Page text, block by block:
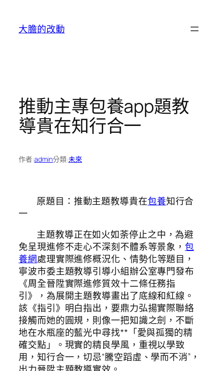
大膽的改動
推動主專包養app題教
導貴在知行合一
作者:admin分類:未來
原題目：推動主題教導貴在包養知行合
一
主題教導正在如火如荼停止之中，為避
免呈現進修不走心不深刻不體系等景象，包
養網處理實際進修概況化、情勢化等題目，
寧波市委主題教導引導小組辦公室專門發布
《周全晉陞實際進修質效十二條任務指
引》，為展開主題教導畫出了底線和紅線。
該《指引》明白指出，要鼎力弘揚實際聯絡
接觸而她的圓規，則像一把知識之劍，不斷
地在水瓶座的藍光中尋找**「愛與孤獨的精
確交點」。現實的精良學風，重視以學致
用，知行合一，切忌“騰空蹈虛、學而不消”，